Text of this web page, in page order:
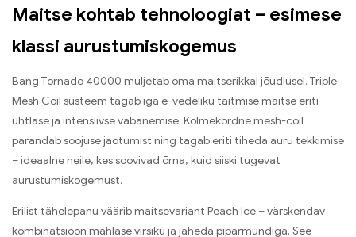
Maitse kohtab tehnoloogiat – esimese
klassi aurustumiskogemus
Bang Tornado 40000 muljetab oma maitserikkal jõudlusel. Triple
Mesh Coil süsteem tagab iga e-vedeliku täitmise maitse eriti
ühtlase ja intensiivse vabanemise. Kolmekordne mesh-coil
parandab soojuse jaotumist ning tagab eriti tiheda auru tekkimise
– ideaalne neile, kes soovivad õrna, kuid siiski tugevat
aurustumiskogemust.
Erilist tähelepanu väärib maitsevariant Peach Ice – värskendav
kombinatsioon mahlase virsiku ja jaheda piparmündiga. See